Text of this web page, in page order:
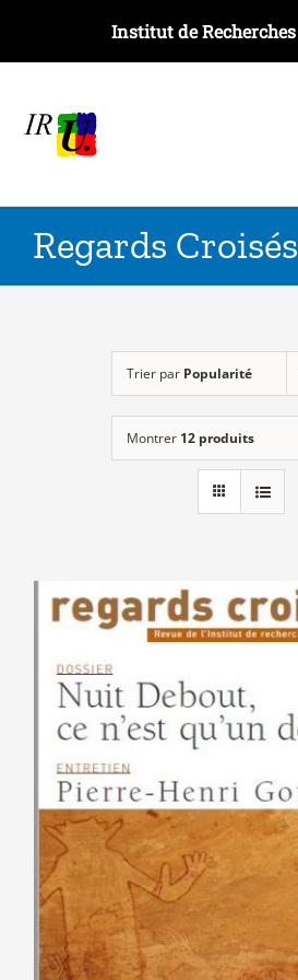
contenu
Institut de Recherches
Les recherches
Les événements
Regards Croisés
Trier par Popularité
Montrer 12 produits